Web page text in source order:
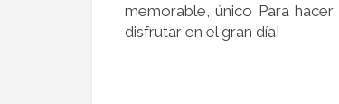
memorable, único Para
disfrutar en el gran día!